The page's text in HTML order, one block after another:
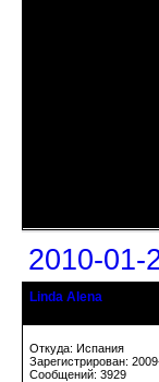
2010-01-
Linda Alena
Откуда: Испания
Зарегистрирован:
Сообщений: 3929